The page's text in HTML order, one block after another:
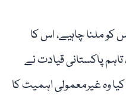
کو ملنا چاہیے، اس کا
پاکستانی قیادت نے
وہ غیرمعمولی اہمیت کا